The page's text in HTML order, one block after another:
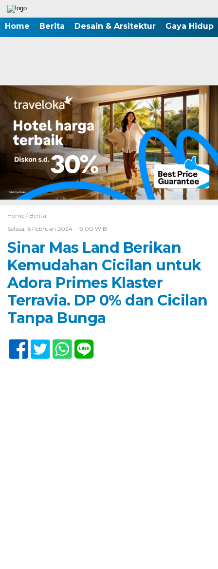
Home Berita Desain & Arsitektur Gaya Hidup
Home / Berita
Selasa, 6 Februari 2024 - 19:00 WIB
Sinar Mas Land Berikan
Kemudahan Cicilan untuk
Adora Primes Klaster
Terravia. DP 0% dan Cicilan
Tanpa Bunga